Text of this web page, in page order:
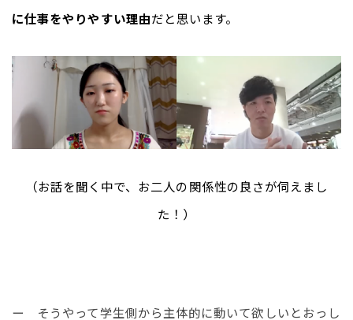
に仕事をやりやすい理由だと思います。
（お話を聞く中で、お二人の関係性の良さが伺えまし
た！）
ー　そうやって学生側から主体的に動いて欲しいとおっし